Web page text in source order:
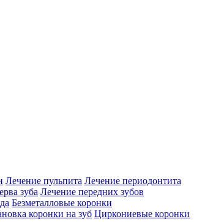
Лечение пульпита Лечение периодонтита
зуба Лечение передних зубов
Безметалловые коронки
коронки на зуб Циркониевые коронки